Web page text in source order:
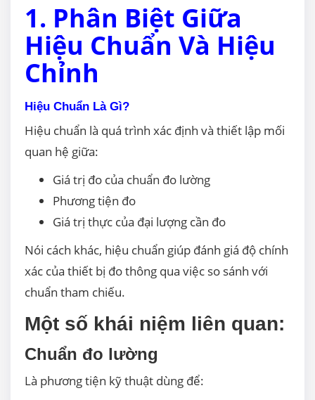
1. Phân Biệt Giữa
Hiệu Chuẩn Và Hiệu
Chỉnh
Hiệu Chuẩn Là Gì?
Hiệu chuẩn là quá trình xác định và thiết lập mối
quan hệ giữa:
Giá trị đo của chuẩn đo lường
Phương tiện đo
Giá trị thực của đại lượng cần đo
Nói cách khác, hiệu chuẩn giúp đánh giá độ chính
xác của thiết bị đo thông qua việc so sánh với
chuẩn tham chiếu.
Một số khái niệm liên quan:
Chuẩn đo lường
Là phương tiện kỹ thuật dùng để: